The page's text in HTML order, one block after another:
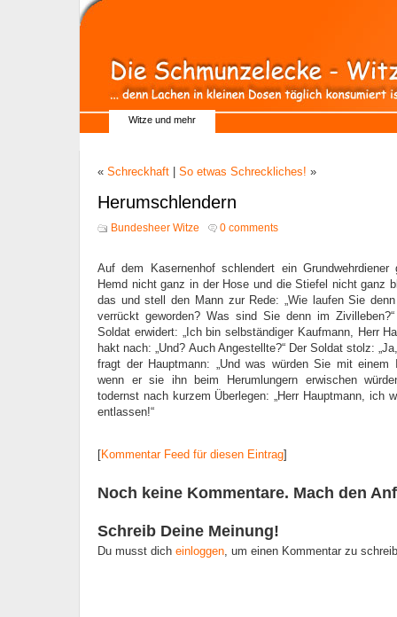
Witze und mehr
« Schreckhaft So etwas Schreckliches! »
Herumschlendern
Bundesheer Witze 0 comments
Auf dem Kasernenhof schlendert ein
Hemd nicht ganz in der Hose und die Stiefel nicht ganz
das und stell den Mann zur Rede: „Wie laufen Sie
verrückt geworden? Was sind Sie denn im
Soldat erwidert: „Ich bin selbständiger Kaufmann, Herr
hakt nach: „Und? Auch Angestellte?“ Der Soldat stolz:
fragt der Hauptmann: „Und was würden Sie mit einem
wenn er sie ihn beim Herumlungern erwischen
todernst nach kurzem Überlegen: „Herr Hauptmann, ich
entlassen!“
[Kommentar Feed für diesen Eintrag]
Noch keine Kommentare. Mach den
Schreib Deine Meinung!
Du musst dich einloggen, um einen Kommentar zu